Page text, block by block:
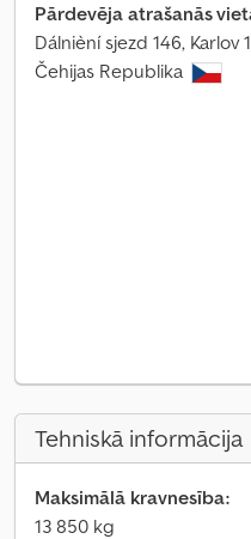
Pārdevēja atrašanās
Dálnièní sjezd 146, Karlov
Čehijas Republika
Tehniskā informācija
Maksimālā kravnesība:
13 850 kg